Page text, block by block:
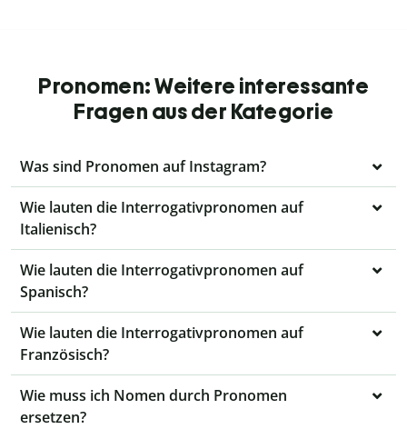
Pronomen: Weitere interessante
Fragen aus der Kategorie
Was sind Pronomen auf Instagram?
Wie lauten die Interrogativpronomen auf
Italienisch?
Wie lauten die Interrogativpronomen auf
Spanisch?
Wie lauten die Interrogativpronomen auf
Französisch?
Wie muss ich Nomen durch Pronomen
ersetzen?